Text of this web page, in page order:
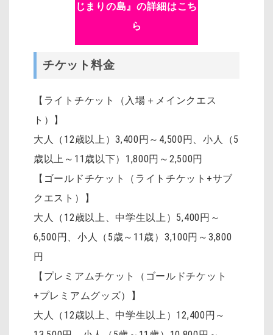
じまりの島』の詳細はこち
ら
チケット料金
【ライトチケット（入場＋メインクエス
ト）】
大人（12歳以上）3,400円～4,500円 、小人（5
歳以上～11歳以下）1,800円～2,500円
【ゴールドチケット（ライトチケット+サブ
クエスト）】
大人（12歳以上、中学生以上）5,400円～
6,500円、小人（5歳～11歳）3,100円～3,800
円
【プレミアムチケット（ゴールドチケット
+プレミアムグッズ）】
大人（12歳以上、中学生以上）12,400円～